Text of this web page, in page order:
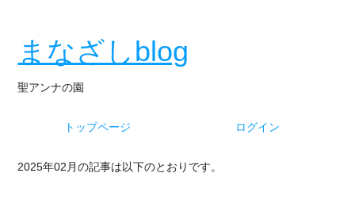
まなざしblog
聖アンナの園
トップページ ログイン
2025年02月の記事は以下のとおりです。